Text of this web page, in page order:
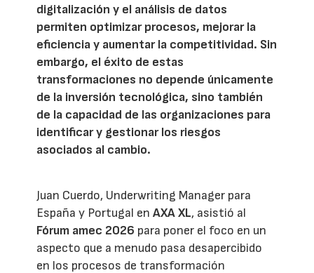
digitalización y el análisis de datos
permiten optimizar procesos, mejorar la
eficiencia y aumentar la competitividad. Sin
embargo, el éxito de estas
transformaciones no depende únicamente
de la inversión tecnológica, sino también
de la capacidad de las organizaciones para
identificar y gestionar los riesgos
asociados al cambio.
Juan Cuerdo, Underwriting Manager para
España y Portugal enAXA XL, asistió al
Fórum amec 2026 para poner el foco en un
aspecto que a menudo pasa desapercibido
en los procesos de transformación